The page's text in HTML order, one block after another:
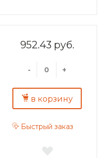
952.43 руб.
- +
в корзину
Быстрый заказ